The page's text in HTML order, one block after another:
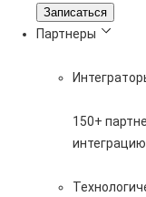
Записаться
Партнеры
150+